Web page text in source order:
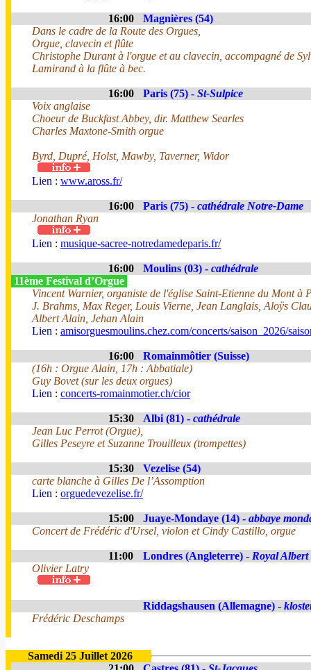
16:00
Magnières (54)
Dans le cadre de la Route des Orgues,
Orgue, clavecin et flûte
Christophe Durant à l'orgue et au clavecin, accompagné de
Lamirand à la flûte à bec.
16:00 Paris (75) - St-Sulpice
Voix anglaise
Choeur de Buckfast Abbey, dir. Matthew Searles
Charles Maxtone-Smith orgue
Byrd, Dupré, Holst, Mawby, Taverner, Widor
Lien : www.aross.fr/
16:00 Paris (75) - cathédrale Notre-Dame
Jonathan Ryan
Lien : musique-sacree-notredamedeparis.fr/
16:00 Moulins (03) - cathédrale
11ème Festival d’Orgue
Vincent Warnier, organiste de l'église Saint-Etienne du Mont à
J. Brahms, Max Reger, Louis Vierne, Jean Langlais, Aloÿs
Albert Alain, Jehan Alain
Lien : amisorguesmoulins.chez.com/concerts/saison_2026/
16:00
Romainmôtier (Suisse)
(16h : Orgue Alain, 17h : Abbatiale)
Guy Bovet (sur les deux orgues)
Lien : concerts-romainmotier.ch/cior
15:30 Albi (81) - cathédrale
Jean Luc Perrot (Orgue),
Gilles Peseyre et Suzanne Trouilleux (trompettes)
15:30
Vezelise (54)
carte blanche à Gilles De l’Assomption
Lien : orguedevezelise.fr/
15:00 Juaye-Mondaye (14) - abbaye
Concert de Frédéric d'Ursel, violon et Cindy Castillo, orgue
11:00 Londres (Angleterre) - Royal
Olivier Latry
Riddagshausen (Allemagne) -
Frédéric Deschamps
Samedi 25 Juillet 2026